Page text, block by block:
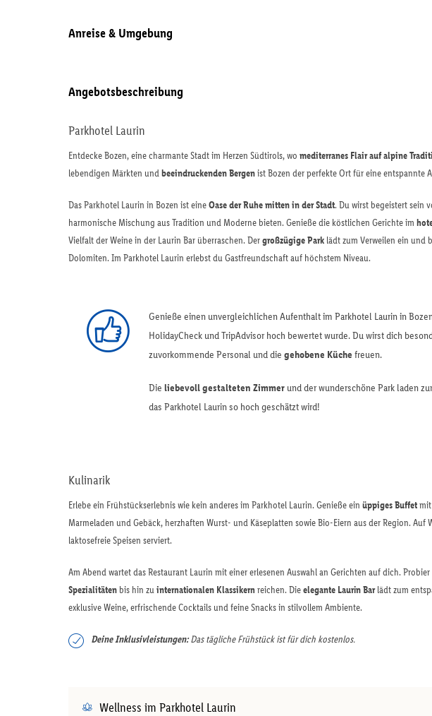
Anreise & Umgebung
Angebotsbeschreibung
Parkhotel Laurin
Entdecke Bozen, eine charmante Stadt im Herzen Südtirols, wo mediterranes Flair auf alpine
lebendigen Märkten undbeeindruckenden Bergenist Bozen der perfekte Ort für eine entspannte
Das Parkhotel Laurin in Bozen ist eineOase der Ruhe mitten in der Stadt. Du wirst begeistert sein
harmonische Mischung aus Tradition und Moderne bieten. Genieße die köstlichen Gerichte im
Vielfalt der Weine in der Laurin Bar überraschen. Dergroßzügige Park lädt zum Verweilen ein und
Dolomiten. Im Parkhotel Laurin erlebst du Gastfreundschaft auf höchstem Niveau.
Genieße einen unvergleichlichen Aufenthalt im Parkhotel Laurin in
HolidayCheck und TripAdvisor hoch bewertet wurde. Du wirst dich
zuvorkommende Personal und die gehobene Küche freuen.
Die liebevoll gestalteten Zimmer und der wunderschöne Park laden
das Parkhotel Laurin so hoch geschätzt wird!
Kulinarik
Erlebe ein Frühstückserlebnis wie kein anderes im Parkhotel Laurin. Genieße ein üppiges Buffet
Marmeladen und Gebäck, herzhaften Wurst- und Käseplatten sowie Bio-Eiern aus der Region.
laktosefreie Speisen serviert.
Am Abend wartet das Restaurant Laurin mit einer erlesenen Auswahl an Gerichten auf dich.
Spezialitäten bis hin zuinternationalen Klassikernreichen. Dieelegante Laurin Barlädt zum
exklusive Weine, erfrischende Cocktails und feine Snacks in stilvollem Ambiente.
Deine Inklusivleistungen:Das tägliche Frühstück ist für dich kostenlos.
Wellness im Parkhotel Laurin